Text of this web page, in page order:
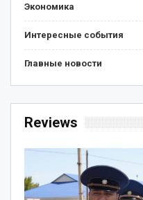
Экономика
Интересные события
Главные новости
Reviews